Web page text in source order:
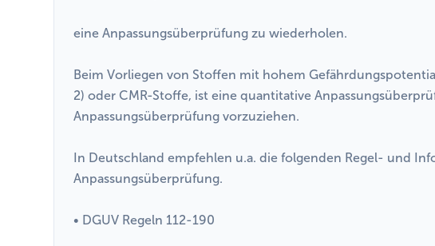
eine Anpassungsüberprüfung zu wiederholen.
Beim Vorliegen von Stoffen mit hohem
2) oder CMR-Stoffe, ist eine quantitative
Anpassungsüberprüfung vorzuziehen.
In Deutschland empfehlen u.a. die folgenden Regel- und
Anpassungsüberprüfung.
• DGUV Regeln 112-190